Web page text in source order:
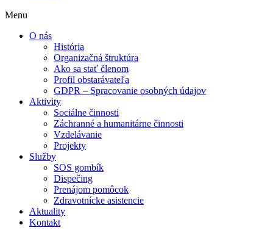
Menu
O nás
História
Organizačná štruktúra
Ako sa stať členom
Profil obstarávateľa
GDPR – Spracovanie osobných údajov
Aktivity
Sociálne činnosti
Záchranné a humanitárne činnosti
Vzdelávanie
Projekty
Služby
SOS gombík
Dispečing
Prenájom pomôcok
Zdravotnícke asistencie
Aktuality
Kontakt